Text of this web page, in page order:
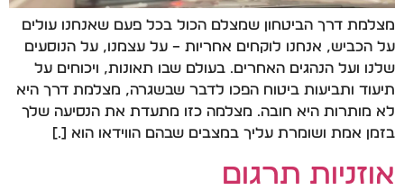
מצלמת דרך הביטחון שמצלם הכול בכל פעם שאנחנו עולים
על הכביש, אנחנו לוקחים אחריות – על עצמנו, על הנוסעים
שלנו ועל הנהגים האחרים. בעולם שבו תאונות, ויכוחים על
תיעוד ותביעות ביטוח הפכו לדבר שבשגרה, מצלמת דרך היא
לא מותרות היא חובה. מצלמה כזו מתעדת את הנסיעה שלך
בזמן אמת ושומרת עליך במצבים שבהם הווידאו הוא […]
אוזניות תרגום